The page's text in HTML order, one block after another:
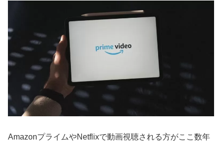
AmazonプライムやNetflixで動画視聴される方がここ数年